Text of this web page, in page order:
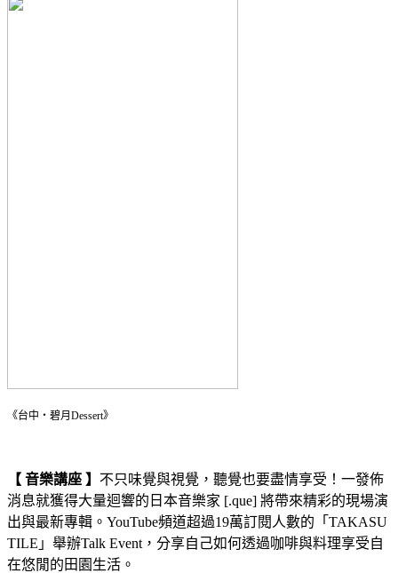
《台中・碧月Dessert》
【 音樂講座 】 不只味覺與視覺，聽覺也要盡情享受！一發佈
消息就獲得大量迴響的日本音樂家 [.que] 將帶來精彩的現場演
出與最新專輯。YouTube頻道超過19萬訂閱人數的「TAKASU
TILE」舉辦Talk Event，分享自己如何透過咖啡與料理享受自
在悠閒的田園生活。